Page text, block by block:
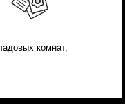
комнат,